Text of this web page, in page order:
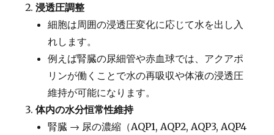
浸透圧調整
細胞は周囲の浸透圧変化に応じて水を出し入
れします。
例えば腎臓の尿細管や赤血球では、アクアポ
リンが働くことで水の再吸収や体液の浸透圧
維持が可能になります。
体内の水分恒常性維持
腎臓 → 尿の濃縮（AQP1, AQP2, AQP3, AQP4